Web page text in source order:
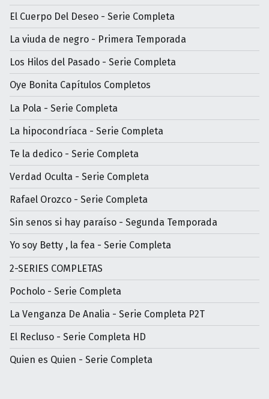
El Cuerpo Del Deseo - Serie Completa
La viuda de negro - Primera Temporada
Los Hilos del Pasado - Serie Completa
Oye Bonita Capítulos Completos
La Pola - Serie Completa
La hipocondríaca - Serie Completa
Te la dedico - Serie Completa
Verdad Oculta - Serie Completa
Rafael Orozco - Serie Completa
Sin senos si hay paraíso - Segunda Temporada
Yo soy Betty , la fea - Serie Completa
2-SERIES COMPLETAS
Pocholo - Serie Completa
La Venganza De Analia - Serie Completa P2T
El Recluso - Serie Completa HD
Quien es Quien - Serie Completa